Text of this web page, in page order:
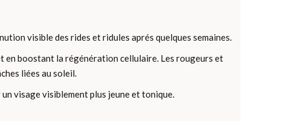
visible des rides et ridules aprés quelques semaines.
en boostant la régénération cellulaire. Les rougeurs et
liées au soleil.
visage visiblement plus jeune et tonique.